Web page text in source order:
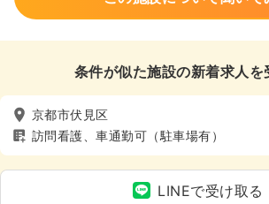
条件が似た施設の新着求人を
京都市伏見区
訪問看護、車通勤可（駐車場有）
LINEで受け取る